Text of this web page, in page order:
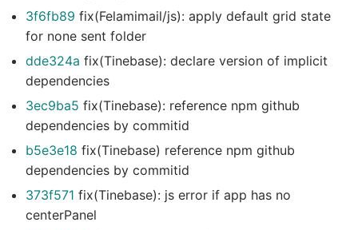
3f6fb89 fix(Felamimail/js): apply default grid state
for none sent folder
dde324a fix(Tinebase): declare version of implicit
dependencies
3ec9ba5 fix(Tinebase): reference npm github
dependencies by commitid
b5e3e18 fix(Tinebase) reference npm github
dependencies by commitid
373f571 fix(Tinebase): js error if app has no
centerPanel